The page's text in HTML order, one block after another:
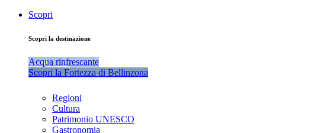
Scopri
Scopri la destinazione
Acqua rinfrescante
Scopri la Fortezza di Bellinzona
Regioni
Cultura
Patrimonio UNESCO
Gastronomia